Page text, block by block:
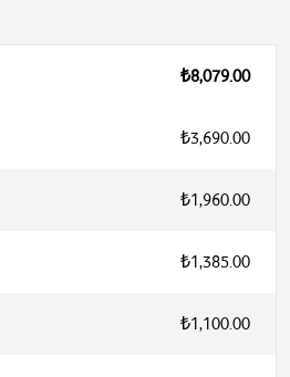
₺8,079.00
₺3,690.00
₺1,960.00
₺1,385.00
₺1,100.00